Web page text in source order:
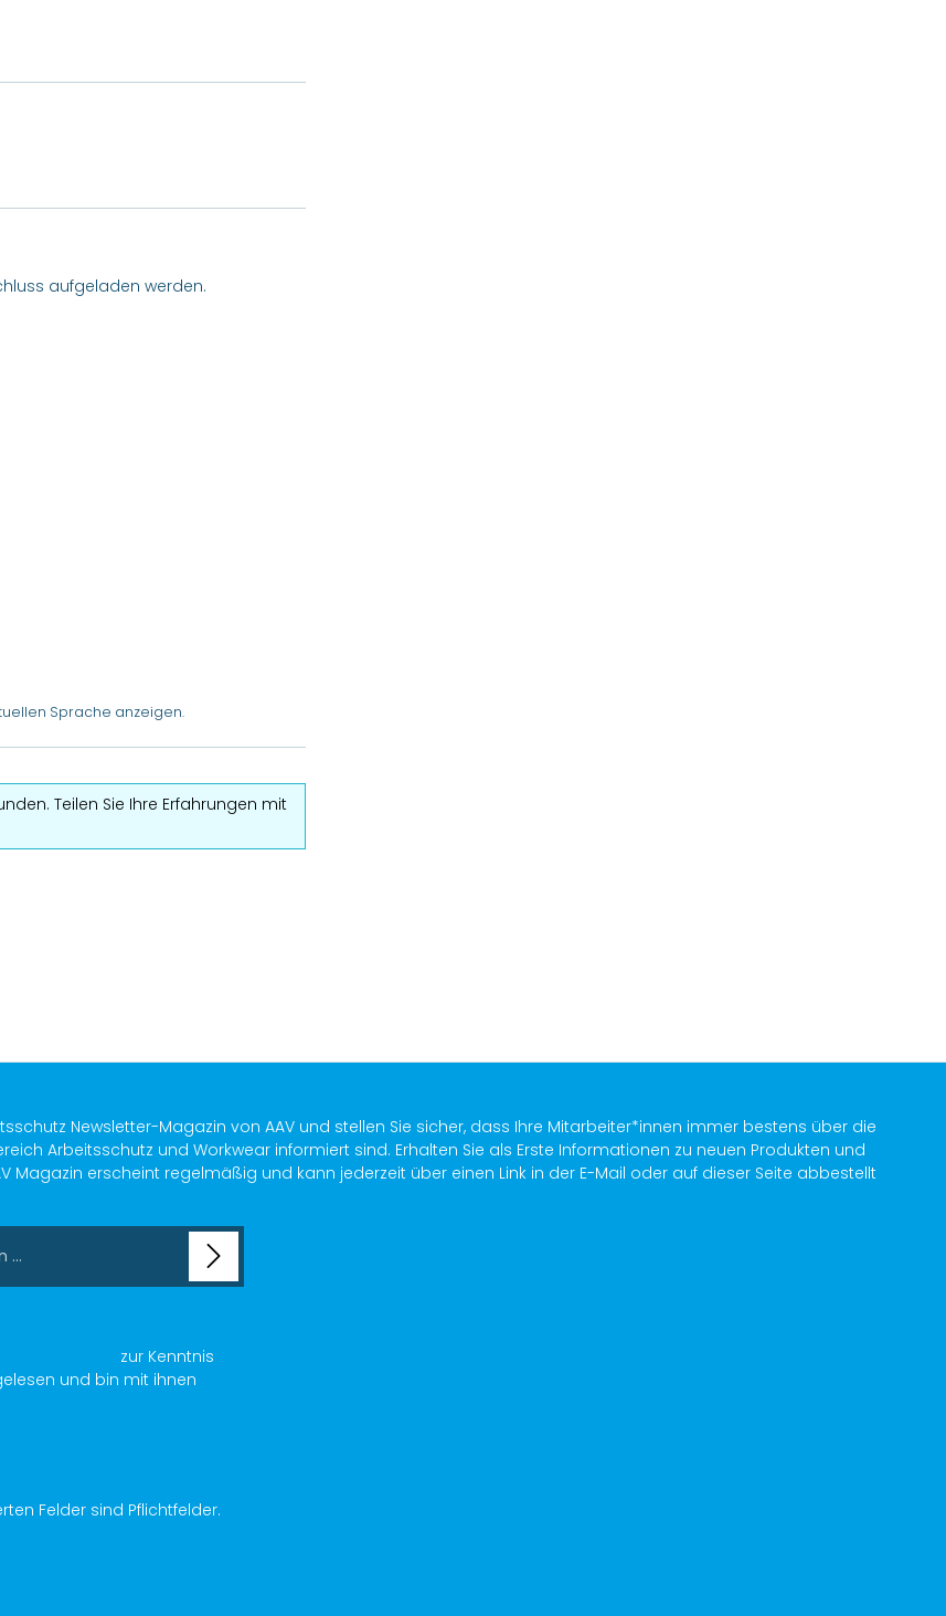
aufgeladen werden.
Sprache anzeigen.
Teilen Sie Ihre Erfahrungen mit
Newsletter-Magazin von AAV und stellen Sie sicher, dass Ihre Mitarbeiter*innen immer bestens über die
Arbeitsschutz und Workwear informiert sind. Erhalten Sie als Erste Informationen zu neuen Produkten und
Magazin erscheint regelmäßig und kann jederzeit über einen Link in der E-Mail oder auf dieser Seite abbestellt
zur Kenntnis
und bin mit ihnen
Felder sind Pflichtfelder.